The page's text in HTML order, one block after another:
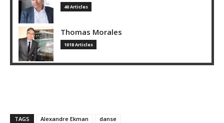
40 Articles
Thomas Morales
1018 Articles
TAGS Alexandre Ekman danse